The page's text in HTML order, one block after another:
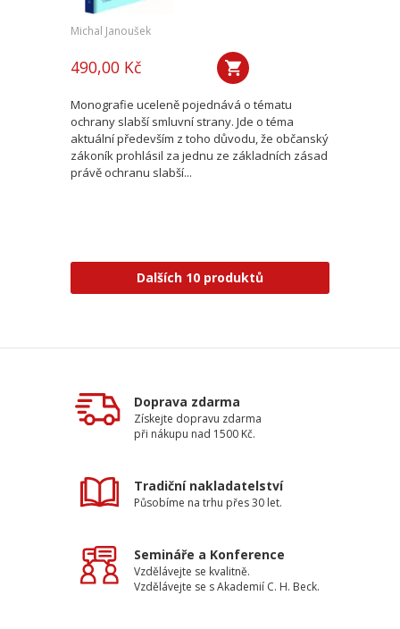
Michal Janoušek
490,00 Kč
Monografie uceleně pojednává o tématu
ochrany slabší smluvní strany. Jde o téma
aktuální především z toho důvodu, že občanský
zákoník prohlásil za jednu ze základních zásad
právě ochranu slabší...
Dalších 10 produktů
Doprava zdarma
Získejte dopravu zdarma
při nákupu nad 1500 Kč.
Tradiční nakladatelství
Působíme na trhu přes 30 let.
Semináře a Konference
Vzdělávejte se kvalitně.
Vzdělávejte se s Akademií C. H. Beck.